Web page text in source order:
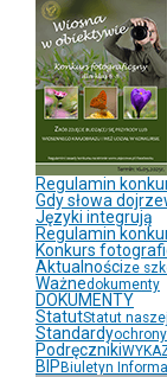
Regulamin
Gdy słowa
Języki integrują
Regulamin
Konkurs
Aktualnościze
Ważnedokumenty
DOKUMENTY
StatutStatut
Standardy
Podręczniki
BIPBiuletyn